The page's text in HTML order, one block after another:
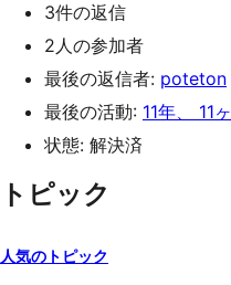
3件の返信
2人の参加者
最後の返信者: poteton
最後の活動: 11年、 11
状態: 解決済
トピック
人気のトピック